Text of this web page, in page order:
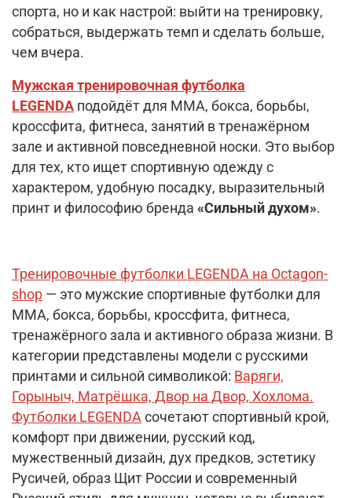
спорта, но и как настрой: выйти на тренировку,
собраться, выдержать темп и сделать больше,
чем вчера.
Мужская тренировочная футболка
LEGENDA подойдёт для ММА, бокса, борьбы,
кроссфита, фитнеса, занятий в тренажёрном
зале и активной повседневной носки. Это выбор
для тех, кто ищет спортивную одежду с
характером, удобную посадку, выразительный
принт и философию бренда «Сильный духом».
Тренировочные футболки LEGENDA на Octagon-
shop — это мужские спортивные футболки для
ММА, бокса, борьбы, кроссфита, фитнеса,
тренажёрного зала и активного образа жизни. В
категории представлены модели с русскими
принтами и сильной символикой: Варяги,
Горыныч, Матрёшка, Двор на Двор, Хохлома.
Футболки LEGENDA сочетают спортивный крой,
комфорт при движении, русский код,
мужественный дизайн, дух предков, эстетику
Русичей, образ Щит России и современный